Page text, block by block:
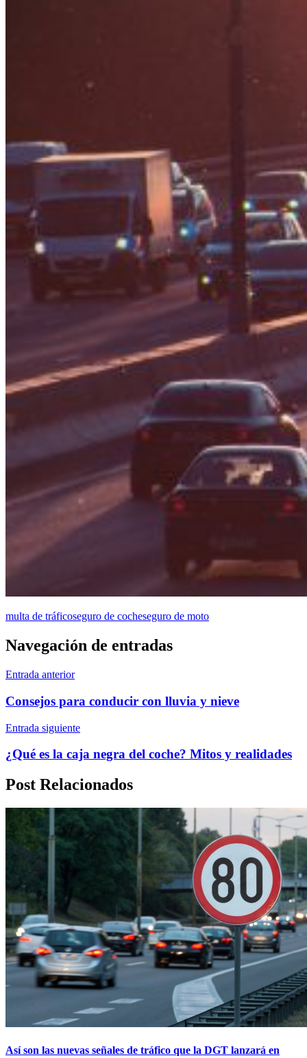
multa de tráficoseguro de cocheseguro de moto
Navegación de entradas
Entrada anterior
Consejos para conducir con lluvia y nieve
Entrada siguiente
¿Qué es la caja negra del coche? Mitos y realidades
Post Relacionados
Así son las nuevas señales de tráfico que la DGT lanzará en